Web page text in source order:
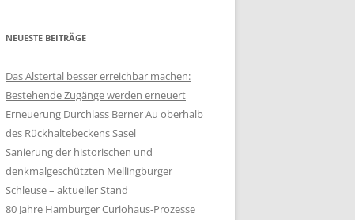
NEUESTE BEITRÄGE
Das Alstertal besser erreichbar machen:
Bestehende Zugänge werden erneuert
Erneuerung Durchlass Berner Au oberhalb
des Rückhalte­beckens Sasel
Sanierung der historischen und
denkmalgeschützten Mellingburger
Schleuse – aktueller Stand
80 Jahre Hamburger Curiohaus-Prozesse